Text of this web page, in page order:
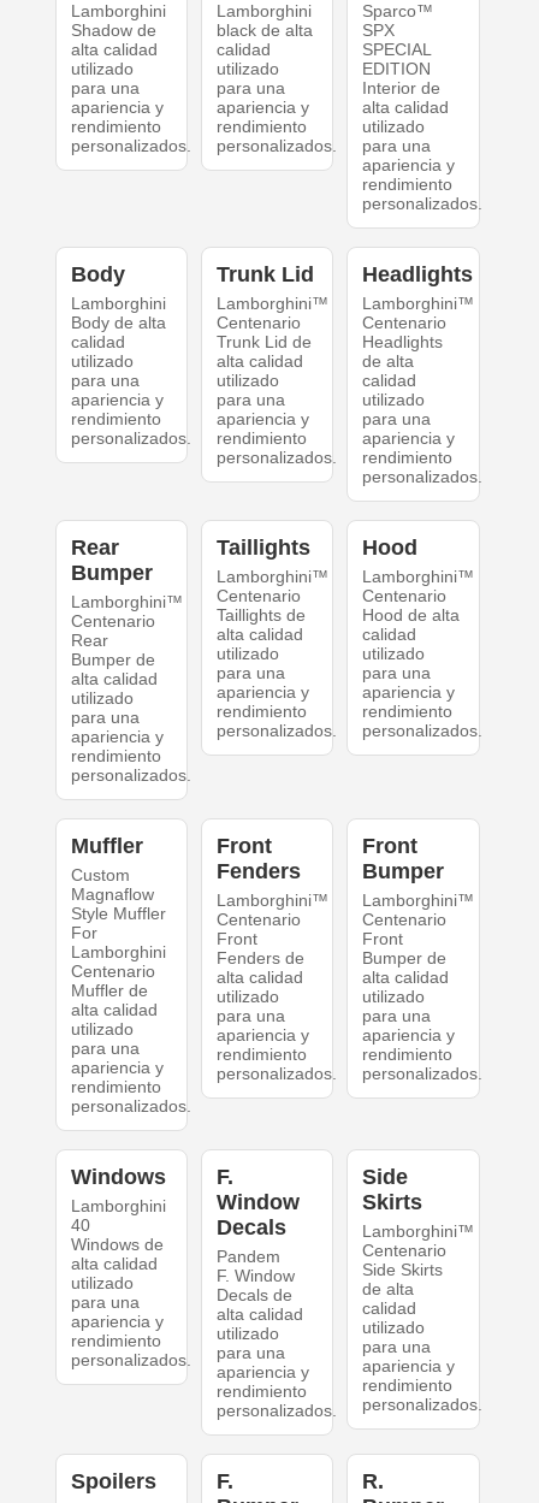
Lamborghini
Shadow de
alta calidad
utilizado
para una
apariencia y
rendimiento
personalizados.
Lamborghini
black de alta
calidad
utilizado
para una
apariencia y
rendimiento
personalizados.
Sparco™
SPX
SPECIAL
EDITION
Interior de
alta calidad
utilizado
para una
apariencia y
rendimiento
personalizados.
Body
Lamborghini
Body de alta
calidad
utilizado
para una
apariencia y
rendimiento
personalizados.
Trunk Lid
Lamborghini™
Centenario
Trunk Lid de
alta calidad
utilizado
para una
apariencia y
rendimiento
personalizados.
Headlights
Lamborghini™
Centenario
Headlights
de alta
calidad
utilizado
para una
apariencia y
rendimiento
personalizados.
Rear
Bumper
Lamborghini™
Centenario
Rear
Bumper de
alta calidad
utilizado
para una
apariencia y
rendimiento
personalizados.
Taillights
Lamborghini™
Centenario
Taillights de
alta calidad
utilizado
para una
apariencia y
rendimiento
personalizados.
Hood
Lamborghini™
Centenario
Hood de alta
calidad
utilizado
para una
apariencia y
rendimiento
personalizados.
Muffler
Custom
Magnaflow
Style Muffler
For
Lamborghini
Centenario
Muffler de
alta calidad
utilizado
para una
apariencia y
rendimiento
personalizados.
Front
Fenders
Lamborghini™
Centenario
Front
Fenders de
alta calidad
utilizado
para una
apariencia y
rendimiento
personalizados.
Front
Bumper
Lamborghini™
Centenario
Front
Bumper de
alta calidad
utilizado
para una
apariencia y
rendimiento
personalizados.
Windows
Lamborghini
40
Windows de
alta calidad
utilizado
para una
apariencia y
rendimiento
personalizados.
F.
Window
Decals
Pandem
F. Window
Decals de
alta calidad
utilizado
para una
apariencia y
rendimiento
personalizados.
Side
Skirts
Lamborghini™
Centenario
Side Skirts
de alta
calidad
utilizado
para una
apariencia y
rendimiento
personalizados.
Spoilers
F.
R.